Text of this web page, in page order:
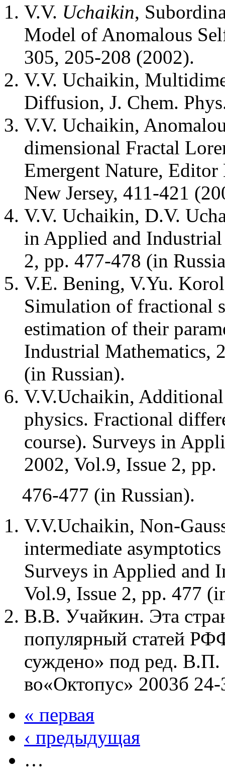
V.V. Uchaikin,
Model of Anomalous
305, 205-208 (2002).
V.V. Uchaikin,
Diffusion, J. Chem.
V.V. Uchaikin,
dimensional Fractal
Emergent Nature,
New Jersey, 411-421
V.V. Uchaikin, D.V.
in Applied and
2, pp. 477-478 (in
V.E. Bening, V.Yu.
Simulation of fractional
estimation of their
Industrial Mathematics,
(in Russian).
V.V.Uchaikin,
physics. Fractional
course). Surveys in
2002, Vol.9, Issue 2, pp.
476-477 (in Russian).
V.V.Uchaikin, Non-
intermediate
Surveys in Applied and
Vol.9, Issue 2, pp. 477
В.В. Учайкин. Эта
популярный статей
суждено» под ред.
во«Октопус» 2003б 24-
« первая
‹ предыдущая
…